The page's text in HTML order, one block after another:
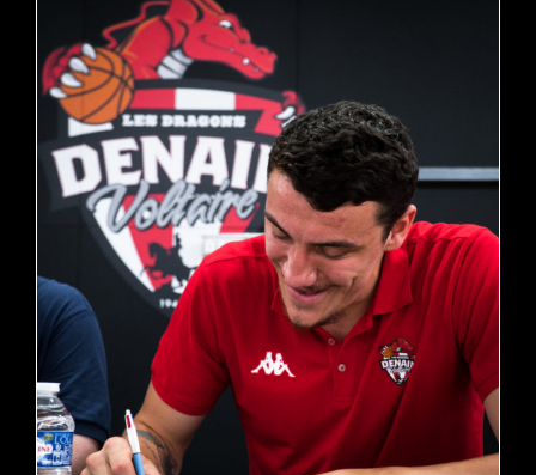
QUENTIN LOSSER RESTE À DENAIN !
actualités pro b